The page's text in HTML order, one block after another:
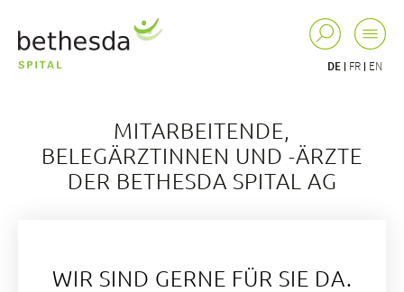
DE FR EN
MITARBEITENDE,
BELEGÄRZTINNEN UND -ÄRZTE
DER BETHESDA SPITAL AG
WIR SIND GERNE FÜR SIE DA.